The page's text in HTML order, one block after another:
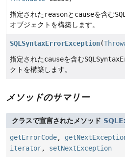
指定されたreasonと causeを含む
オブジェクトを構築します。
SQLSyntaxErrorException(
指定されたcauseを含む
クトを構築します。
メソッドのサマリー
クラスで宣言されたメソッド
getErrorCode,
iterator, setNextException